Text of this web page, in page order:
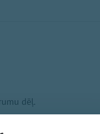
dēļ.
nodrošinot vēl